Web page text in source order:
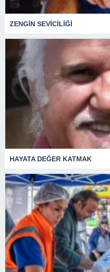
ZENGİN SEVİCİLİĞİ
HAYATA DEĞER KATMAK